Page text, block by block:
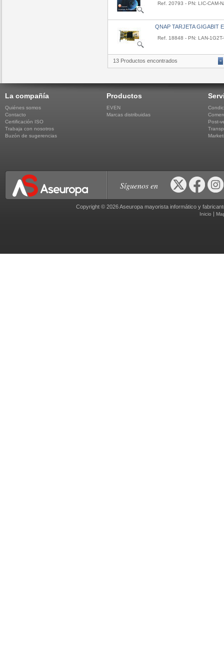
Ref. 20793 - PN: LIC-CAM-
QNAP TARJETA GIGABIT
Ref. 18848 - PN: LAN-1G2T-
13 Productos encontrados «
La compañía
Quiénes somos
Contacto
Certificación ISO
Trabaja con nosotros
Buzón de sugerencias
Productos
EVEN
Marcas distribuidas
Post-
Síguenos en
Copyright © 2026 Aseuropa mayorista informático y
Inicio |